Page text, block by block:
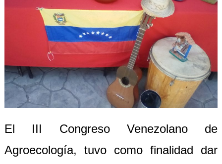
El III Congreso Venezolano de
Agroecología, tuvo como finalidad dar